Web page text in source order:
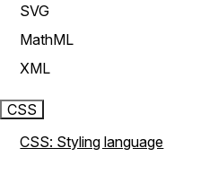
SVG
MathML
XML
CSS
CSS: Styling language